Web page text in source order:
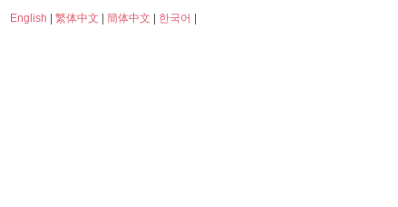
English 繁体中文 簡体中文 한국어